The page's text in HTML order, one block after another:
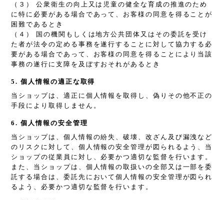
（３） 公衆衛生の向上又は児童の健全な育成の推進のため
に特に必要がある場合であって、お客様の同意を得ることが
困難であるとき
（４） 国の機関もしくは地方公共団体又はその委託を受け
た者が法令の定める事務を遂行することに対して協力する必
要がある場合であって、お客様の同意を得ることにより当該
事務の遂行に支障を及ぼすおそれがあるとき
5. 個人情報の適正な取得
当ショップは、適正に個人情報を取得し、偽りその他不正の
手段により取得しません。
6. 個人情報の安全管理
当ショップは、個人情報の紛失、破壊、改ざん及び漏洩など
のリスクに対して、個人情報の安全管理が図られるよう、当
ショップの従業員に対し、必要かつ適切な監督を行います。
また、当ショップは、個人情報の取扱いの全部又は一部を委
託する場合は、委託先において個人情報の安全管理が図られ
るよう、必要かつ適切な監督を行います。